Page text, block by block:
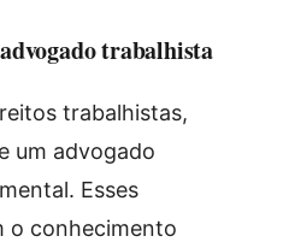
trabalhista
trabalhistas,
um advogado
Esses
o conhecimento